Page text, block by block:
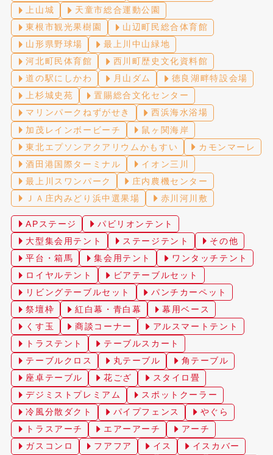
上山城
天童市総合運動公園
東根市観光果樹園
山辺町民総合体育館
山形県野球場
最上川中山緑地
河北町民体育館
西川町歴史文化資料館
道の駅にしかわ
月山ダム
徳良湖畔特設会場
上杉城史苑
置賜総合文化センター
マリンパークねずがせき
西浜海水浴場
加茂レインボービーチ
鼠ヶ関海岸
東北エプソンアクアリウムかもすい
カモンマーレ
酒田港国際ターミナル
イオン三川
最上川スワンパーク
庄内農機センター
ＪＡ庄内みどり浜中選果場
赤川河川敷
APステージ
パビリオンテント
大型集会用テント
ステージテント
その他
平台・箱馬
集会用テント
ワンタッチテント
ロイヤルテント
ビアテーブルセット
リビングテーブルセット
パンチカーペット
祭壇枠
紅白幕・青白幕
幕用ベース
くす玉
商談コーナー
アルスマートテント
トラステント
テーブルスカート
テーブルクロス
丸テーブル
角テーブル
座卓テーブル
花ござ
スタイロ畳
デジミストプレミアム
スポットクーラー
冷風分散ダクト
パイプフェンス
やぐら
トラスアーチ
エアーアーチ
アーチ
ガスコンロ
フアフア イス
イスカバー